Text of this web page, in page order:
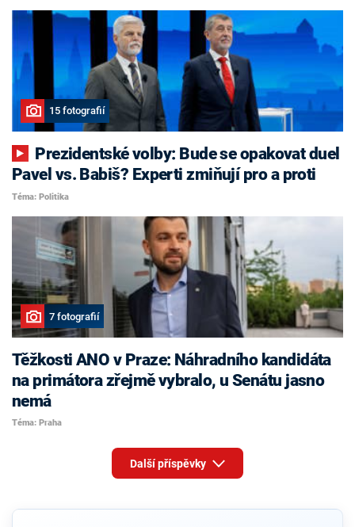
15 fotografií
Pavel vs. Babiš? Experti zmiňují pro a proti
Téma: Politika
7 fotografií
Těžkosti ANO v Praze: Náhradního kandidáta
na primátora zřejmě vybralo, u Senátu jasno
nemá
Téma: Praha
Další příspěvky